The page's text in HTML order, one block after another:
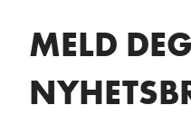
MELD